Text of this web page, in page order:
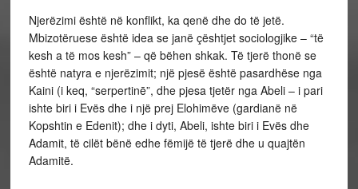
Njerëzimi është në konflikt, ka qenë dhe do të jetë.
Mbizotëruese është idea se janë çështjet sociologjike – “të
kesh a të mos kesh” – që bëhen shkak. Të tjerë thonë se
është natyra e njerëzimit; një pjesë është pasardhëse nga
Kaini (i keq, “serpertinē”, dhe pjesa tjetër nga Abeli – i pari
ishte biri i Evës dhe i një prej Elohimëve (gardianë në
Kopshtin e Edenit); dhe i dyti, Abeli, ishte biri i Evës dhe
Adamit, të cilët bënë edhe fëmijë të tjerë dhe u quajtën
Adamitë.